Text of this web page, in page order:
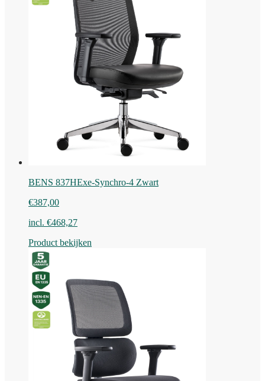
BENS 837HExe-Synchro-4 Zwart
€387,00
incl. €468,27
Product bekijken